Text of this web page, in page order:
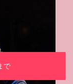
で